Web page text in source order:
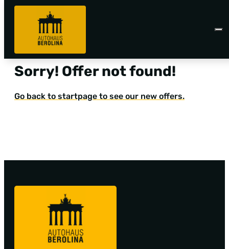
Sorry! Offer not found!
Go back to startpage to see our new offers.